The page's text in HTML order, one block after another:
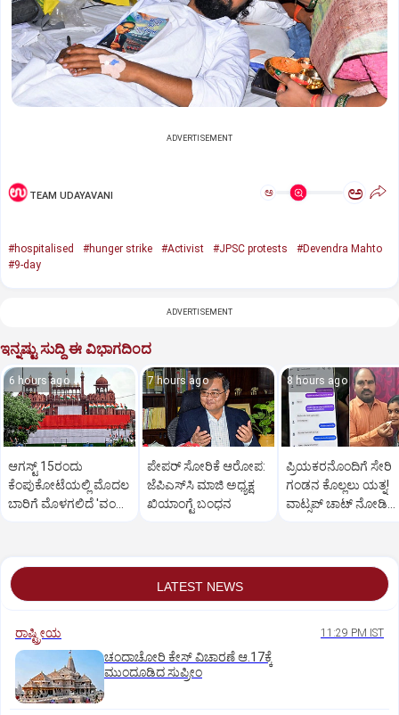
ADVERTISEMENT
TEAM UDAYAVANI ಅ ಅ
#hospitalised #hunger strike #Activist #JPSC protests
#Devendra Mahto
#9-day
ADVERTISEMENT
ಇನ್ನಷ್ಟು ಸುದ್ದಿ ಈ ವಿಭಾಗದಿಂದ
6 hours ago
ಆಗಸ್ಟ್ 15ರಂದು
ಕೆಂಪುಕೋಟೆಯಲ್ಲಿ ಮೊದಲ
ಬಾರಿಗೆ ಮೊಳಗಲಿದೆ 'ವಂದೇ
7 hours ago
ಪೇಪರ್‌ ಸೋರಿಕೆ ಆರೋಪ:
ಜೆಪಿಎಸ್‌ಸಿ ಮಾಜಿ ಅಧ್ಯಕ್ಷ
ಖಿಯಾಂಗ್ಟೆ ಬಂಧನ
8 hours ago
ಪ್ರಿಯಕರನೊಂದಿಗೆ ಸೇರಿ
ಗಂಡನ ಕೊಲ್ಲಲು ಯತ್ನ!
ವಾಟ್ಸಪ್‌ ಚಾಟ್‌ ನೋಡಿ
LATEST NEWS
ರಾಷ್ಟ್ರೀಯ 11:29 PM IST
ಚಂದಾಚೋರಿ ಕೇಸ್‌ ವಿಚಾರಣೆ ಆ.17ಕ್ಕೆ
ಮುಂದೂಡಿದ ಸುಪ್ರೀಂ